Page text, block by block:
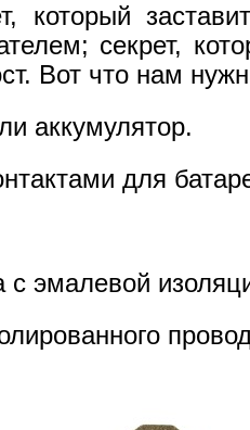
который
секрет,
Вот что нам
аккумулятор.
для
с эмалевой